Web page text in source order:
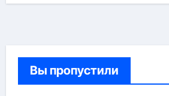
Вы пропустили